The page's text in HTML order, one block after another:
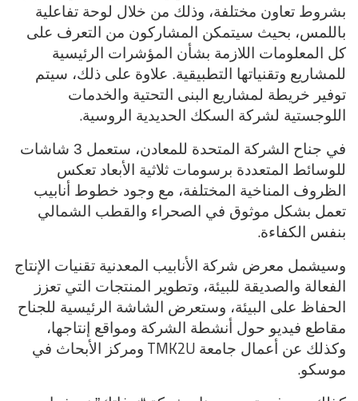
بشروط تعاون مختلفة، وذلك من خلال لوحة تفاعلية
باللمس، بحيث سيتمكن المشاركون من التعرف على
كل المعلومات اللازمة بشأن المؤشرات الرئيسية
للمشاريع وتقنياتها التطبيقية. علاوة على ذلك، سيتم
توفير خريطة لمشاريع البنى التحتية والخدمات
اللوجستية لشركة السكك الحديدية الروسية.
في جناح الشركة المتحدة للمعادن، ستعمل 3 شاشات
للوسائط المتعددة برسومات ثلاثية الأبعاد تعكس
الظروف المناخية المختلفة، مع وجود خطوط أنابيب
تعمل بشكل موثوق في الصحراء والقطب الشمالي
بنفس الكفاءة.
وسيشمل معرض شركة الأنابيب المعدنية تقنيات الإنتاج
الفعالة والصديقة للبيئة، وتطوير المنتجات التي تعزز
الحفاظ على البيئة، وستعرض الشاشة الرئيسية للجناح
مقاطع فيديو حول أنشطة الشركة ومواقع إنتاجها،
وكذلك عن أعمال جامعة TMK2U ومركز الأبحاث في
موسكو.